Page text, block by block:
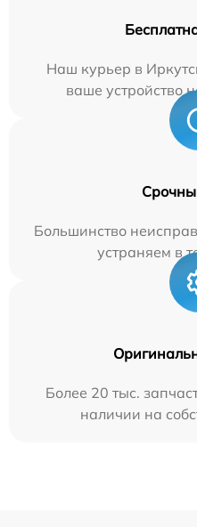
Наш курьер в
ваше устройство
Большинство
устраняем в
Более 20 тыс.
наличии на